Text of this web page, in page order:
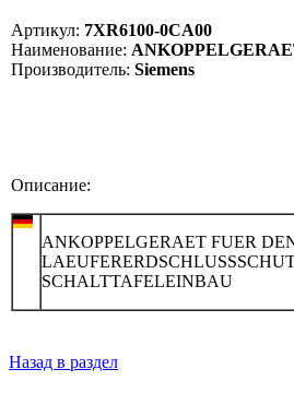
Артикул: 7XR6100-0CA00
Наименование:
Производитель: Siemens
Описание:
ANKOPPELGERAET FUER
SCHALTTAFELEINBAU
Назад в раздел